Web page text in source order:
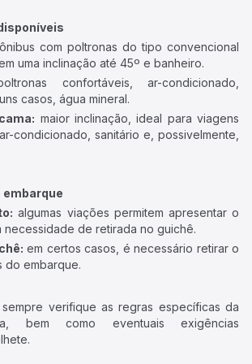
ônibus com poltronas do tipo convencional
uma inclinação até 45º e banheiro.
confortáveis, ar-condicionado,
casos, água mineral.
maior inclinação, ideal para viagens
condicionado, sanitário e, possivelmente,
embarque
algumas viações permitem apresentar o
necessidade de retirada no guichê.
em certos casos, é necessário retirar o
do embarque.
sempre verifique as regras específicas da
bem como eventuais exigências